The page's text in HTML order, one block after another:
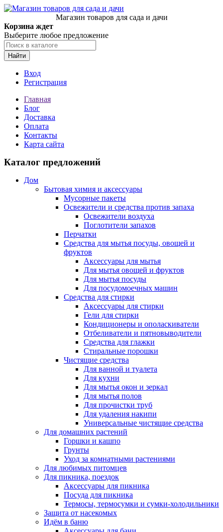
Магазин товаров для сада и дачи
Корзина ждет
Выберите любое предложение
Найти
Вход
Регистрация
Главная
Блог
Доставка
Оплата
Контакты
Карта сайта
Каталог предложений
Дом
Бытовая химия и аксессуары
Мусорные пакеты
Освежители и средства против запаха
Освежители воздуха
Поглотители запахов
Перчатки
Средства для мытья посуды, овощей и
фруктов
Аксессуары для мытья
Для мытья овощей и фруктов
Для мытья посуды
Для посудомоечных машин
Средства для стирки
Аксессуары для стирки
Гели для стирки
Кондиционеры и ополаскиватели
Отбеливатели и пятновыводители
Средства для глажки
Стиральные порошки
Чистящие средства
Для ванной и туалета
Для кухни
Для мытья окон и зеркал
Для мытья полов
Для прочистки труб
Для удаления накипи
Универсальные чистящие средства
Для домашних растений
Горшки и кашпо
Грунты
Уход за комнатными растениями
Для любимых питомцев
Для пикника, поездок
Аксессуары для пикника
Посуда для пикника
Термосы, термосумки и сумки-холодильники
Защита от насекомых
Идём в баню